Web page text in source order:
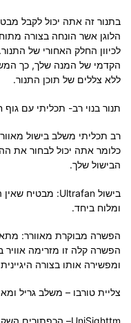
בתנור זה אתה יכול לקבל
הלוגן אשר הונחה בצורה
לכיוון החלק האחורי של
הקדמי של המנה שלך, כך
ללא צללים של תוכן התנור.
תנור בנוי רב- תכליתי עם
כלומר אתה יכול לבחור את
הבישול שלך.
בישול Ultrafan:
מבטיח
ומלוח ביחד.
הפשרה מבוקרת מאוורר:
הפשרה קלה זו מזרימה
ומפשירה אותו בצורה היגיינית
צליית טורבו – משלב גריל
UniSighttm– הכפתורים